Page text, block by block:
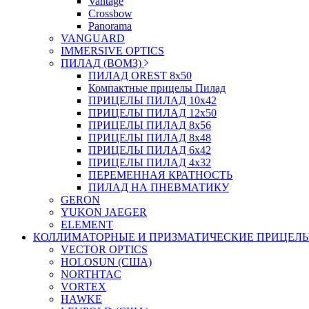
Crossbow
Panorama
VANGUARD
IMMERSIVE OPTICS
ПИЛАД (ВОМЗ)
ПИЛАД OREST 8х50
Компактные прицелы Пилад
ПРИЦЕЛЫ ПИЛАД 10х42
ПРИЦЕЛЫ ПИЛАД 12х50
ПРИЦЕЛЫ ПИЛАД 8х56
ПРИЦЕЛЫ ПИЛАД 8х48
ПРИЦЕЛЫ ПИЛАД 6х42
ПРИЦЕЛЫ ПИЛАД 4х32
ПЕРЕМЕННАЯ КРАТНОСТЬ
ПИЛАД НА ПНЕВМАТИКУ
GERON
YUKON JAEGER
ELEMENT
КОЛЛИМАТОРНЫЕ И ПРИЗМАТИЧЕСКИЕ
VECTOR OPTICS
HOLOSUN (США)
NORTHTAC
VORTEX
HAWKE